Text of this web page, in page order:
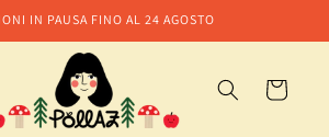
IN PAUSA FINO AL 24 AGOSTO
Carrello